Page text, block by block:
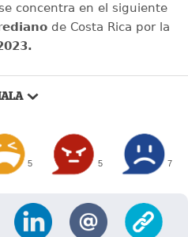
concentra en el siguiente
de Costa Rica por la
5 5 7